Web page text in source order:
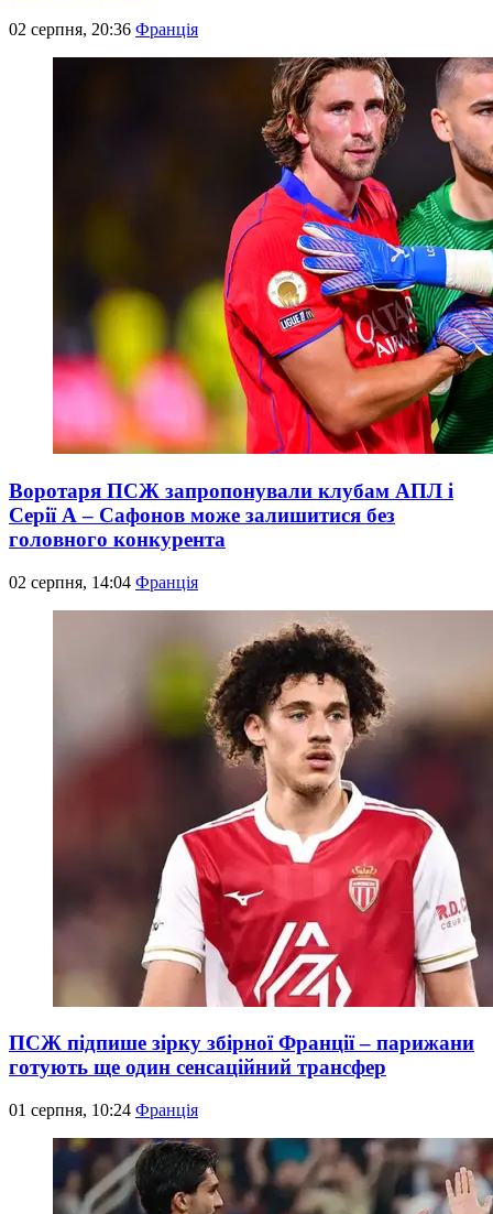
02 серпня, 20:36 Франція
Воротаря ПСЖ запропонували клубам АПЛ і
Серії А – Сафонов може залишитися без
головного конкурента
02 серпня, 14:04 Франція
ПСЖ підпише зірку збірної Франції – парижани
готують ще один сенсаційний трансфер
01 серпня, 10:24 Франція